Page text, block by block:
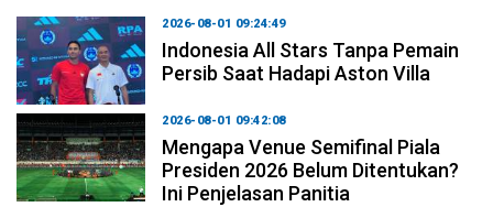
2026-08-01 09:24:49
Indonesia All Stars Tanpa Pemain
Persib Saat Hadapi Aston Villa
2026-08-01 09:42:08
Mengapa Venue Semifinal Piala
Presiden 2026 Belum Ditentukan?
Ini Penjelasan Panitia